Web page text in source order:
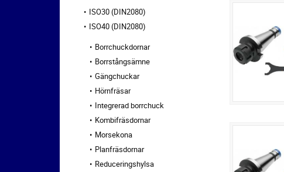
ISO30 (DIN2080)
ISO40 (DIN2080)
Borrchuckdornar
Borrstångsämne
Gängchuckar
Hörnfräsar
Integrerad borrchuck
Kombifräsdornar
Morsekona
Planfräsdornar
Reduceringshylsa